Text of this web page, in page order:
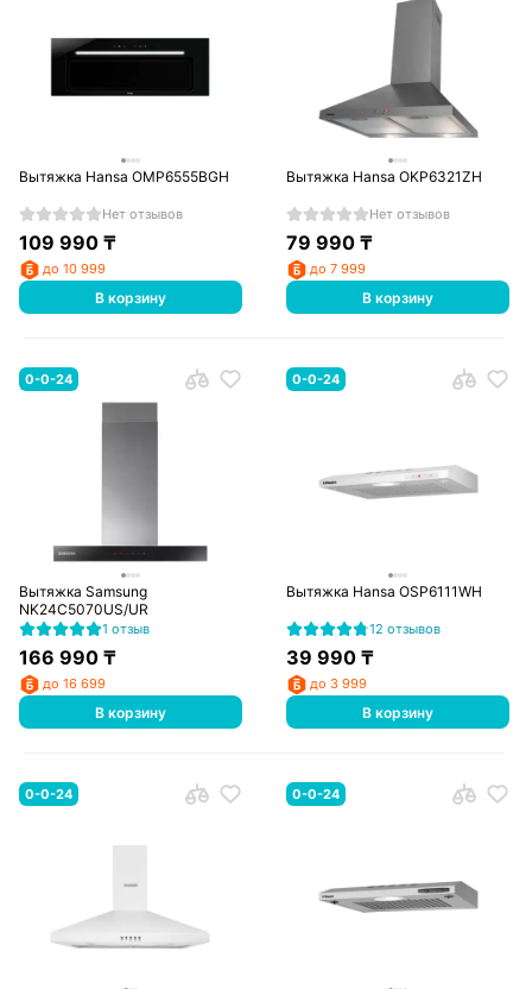
Вытяжка Hansa OMP6555BGH
Нет отзывов
109 990₸
до 10 999
В корзину
Вытяжка Hansa OKP6321ZH
Нет отзывов
79 990 ₸
до 7 999
В корзину
0-0-24
Вытяжка Samsung
NK24C5070US/UR
1 отзыв
166 990₸
до 16 699
В корзину
0-0-24
Вытяжка Hansa OSP6111WH
12 отзывов
39 990 ₸
до 3 999
В корзину
0-0-24 0-0-24